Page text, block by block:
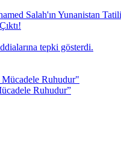
Ruhudur”